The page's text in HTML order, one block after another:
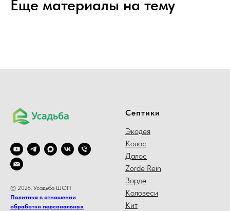
Еще материалы на тему
© 2026. Усадьба ШОП
Политика в отношении
обработки персональных
Септики
Экодея
Колос
Далос
Zorde Rein
Зорде
Коловеси
Кит